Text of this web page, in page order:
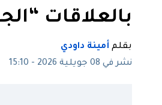
بالعلاقات
بقلم أمينة داودي
نشر في 08 جويلية 2026 - 15:10